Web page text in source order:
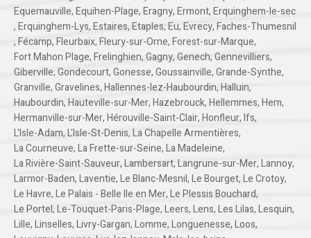
Equemauville,Equihen-Plage,Eragny,Ermont,Erquinghem-le-sec
,Erquinghem-Lys,Estaires,Etaples,Eu,Evrecy,Faches-Thumesnil
,Fécamp,Fleurbaix,Fleury-sur-Orne,Forest-sur-Marque,
Fort Mahon Plage,Frelinghien,Gagny,Genech,Gennevilliers,
Giberville,Gondecourt,Gonesse,Goussainville,Grande-Synthe,
Granville,Gravelines,Hallennes-lez-Haubourdin,Halluin,
Haubourdin,Hauteville-sur-Mer,Hazebrouck,Hellemmes,Hem,
Hermanville-sur-Mer,Hérouville-Saint-Clair,Honfleur,Ifs,
L'Isle-Adam,L'Isle-St-Denis,La Chapelle Armentières,
La Courneuve,La Frette-sur-Seine,La Madeleine,
La Rivière-Saint-Sauveur,Lambersart,Langrune-sur-Mer,Lannoy,
Larmor-Baden,Laventie,Le Blanc-Mesnil,Le Bourget,Le Crotoy,
Le Havre,Le Palais - Belle Ile en Mer,Le Plessis Bouchard,
Le Portel,Le-Touquet-Paris-Plage,Leers,Lens,Les Lilas,Lesquin,
Lille,Linselles,Livry-Gargan,Lomme,Longuenesse,Loos,